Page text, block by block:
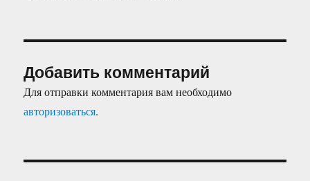
Добавить комментарий
Для отправки комментария вам необходимо
авторизоваться.